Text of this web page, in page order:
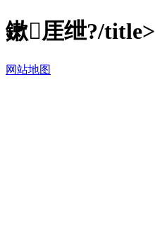
鏉厓绁?/title>
网站地图